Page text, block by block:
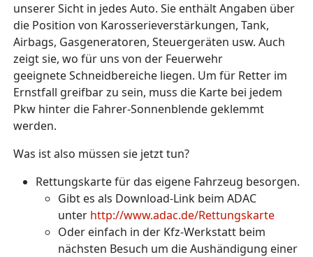
unserer Sicht in jedes Auto. Sie enthält Angaben über
die Position von Karosserieverstärkungen, Tank,
Airbags, Gasgeneratoren, Steuergeräten usw. Auch
zeigt sie, wo für uns von der Feuerwehr
geeignete Schneidbereiche liegen. Um für Retter im
Ernstfall greifbar zu sein, muss die Karte bei jedem
Pkw hinter die Fahrer-Sonnenblende geklemmt
werden.
Was ist also müssen sie jetzt tun?
Rettungskarte für das eigene Fahrzeug besorgen.
Gibt es als Download-Link beim ADAC
unter http://www.adac.de/Rettungskarte
Oder einfach in der Kfz-Werkstatt beim
nächsten Besuch um die Aushändigung einer